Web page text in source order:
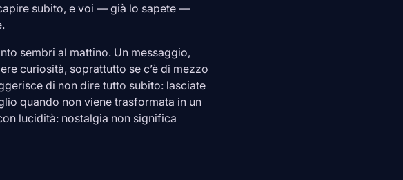
subito, e voi — già lo sapete —
sembri al mattino. Un messaggio,
curiosità, soprattutto se c’è di mezzo
di non dire tutto subito: lasciate
quando non viene trasformata in un
lucidità: nostalgia non significa